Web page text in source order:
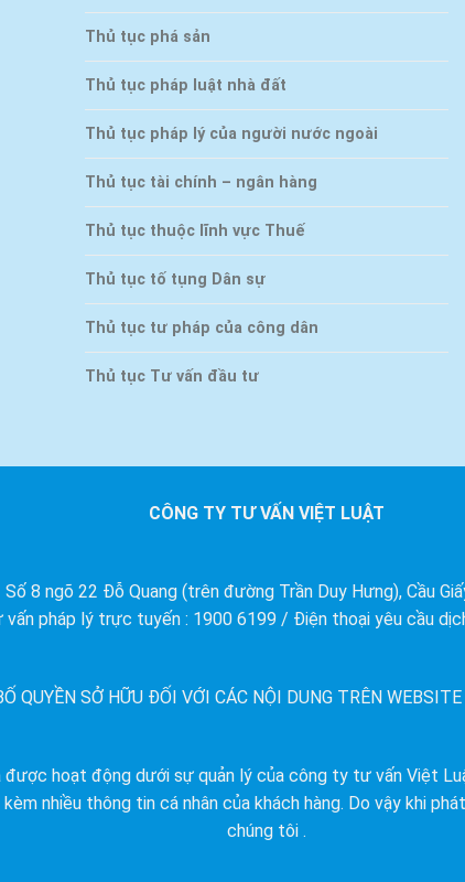
Thủ tục phá sản
Thủ tục pháp luật nhà đất
Thủ tục pháp lý của người nước ngoài
Thủ tục tài chính – ngân hàng
Thủ tục thuộc lĩnh vực Thuế
Thủ tục tố tụng Dân sự
Thủ tục tư pháp của công dân
Thủ tục Tư vấn đầu tư
CÔNG TY TƯ VẤN VIỆT LUẬT
Số 8 ngõ 22 Đỗ Quang (trên đường Trần Duy Hưng), Cầu
pháp lý trực tuyến : 1900 6199 / Điện thoại yêu cầu
QUYỀN SỞ HỮU ĐỐI VỚI CÁC NỘI DUNG TRÊN
hoạt động dưới sự quản lý của công ty tư vấn Việt
nhiều thông tin cá nhân của khách hàng. Do vậy khi
chúng tôi .